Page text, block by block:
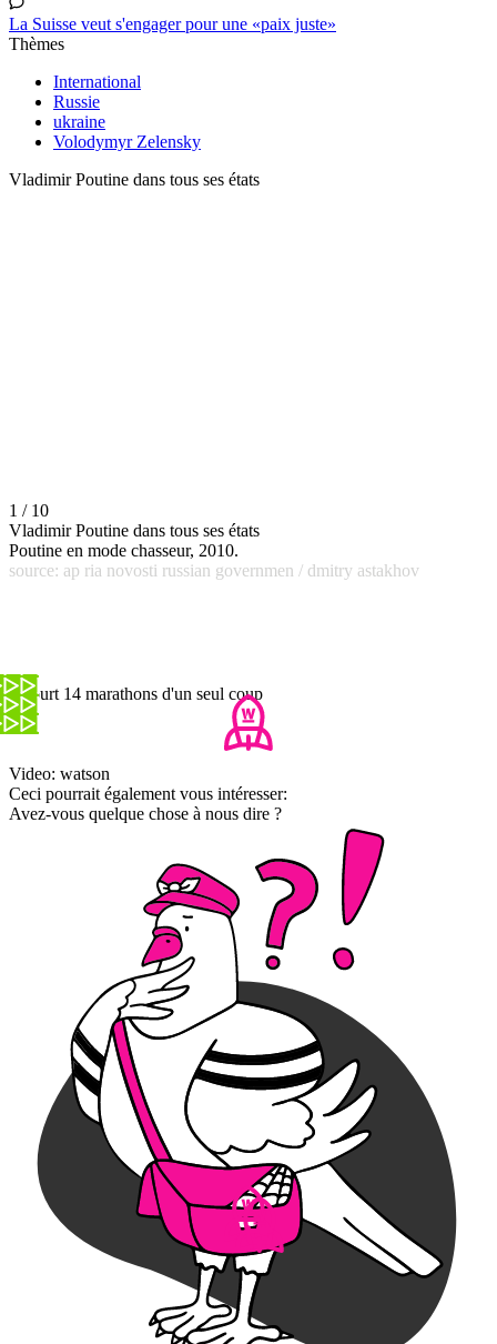
La Suisse veut s'engager pour une «paix juste»
Thèmes
International
Russie
ukraine
Volodymyr Zelensky
Vladimir Poutine dans tous ses états
1 / 10
Vladimir Poutine dans tous ses états
Poutine en mode chasseur, 2010.
source: ap ria novosti russian governmen / dmitry astakhov
Il court 14 marathons d'un seul coup
Video: watson
Ceci pourrait également vous intéresser:
Avez-vous quelque chose à nous dire ?